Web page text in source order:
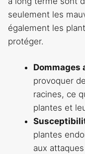
seulement les
également les
protéger.
Dommages
provoquer
racines, ce
plantes et
plantes
aux